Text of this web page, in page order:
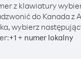
z klawiatury
do Kanada z
wybierz
+1 + numer lokalny